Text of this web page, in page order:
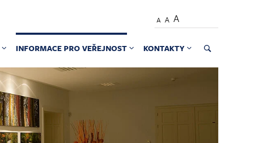
INFORMACE PRO VEŘEJNOST KONTAKTY
A A A